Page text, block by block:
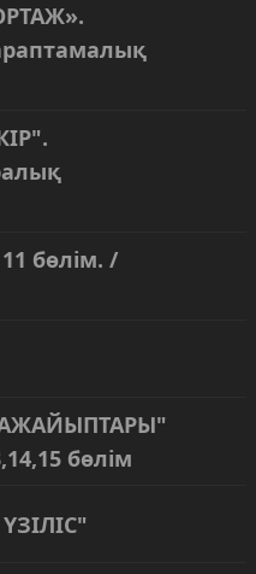
бөлім. /
бөлім